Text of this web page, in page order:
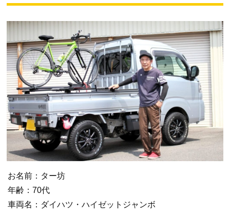
お名前：ター坊
年齢：70代
車両名：ダイハツ・ハイゼットジャンボ